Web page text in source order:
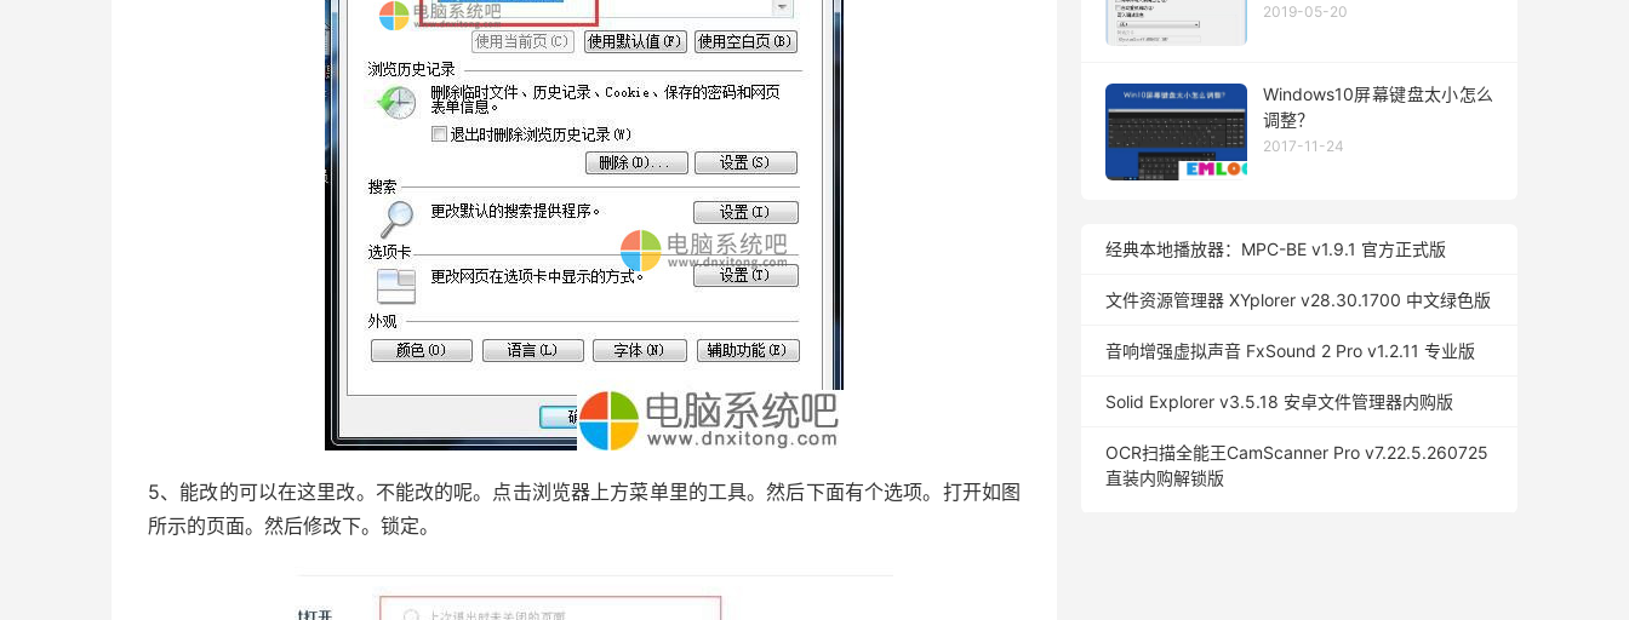
5、能改的可以在这里改。不能改的呢。点击浏览器上方菜单里的工具。然后下面有个选项。打开如图
所示的页面。然后修改下。锁定。
2019-05-20
Windows10屏幕键盘太小怎么
调整？
2017-11-24
经典本地播放器：MPC-BE v1.9.1 官方正式版
文件资源管理器 XYplorer v28.30.1700 中文绿色版
音响增强虚拟声音 FxSound 2 Pro v1.2.11 专业版
Solid Explorer v3.5.18 安卓文件管理器内购版
OCR扫描全能王CamScanner Pro v7.22.5.260725
直装内购解锁版